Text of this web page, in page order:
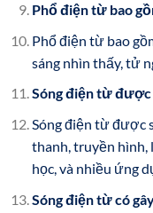
Phổ điện từ bao
Phổ điện từ bao
sáng nhìn thấy, tử
Sóng điện từ được
Sóng điện từ được
thanh, truyền hình,
học, và nhiều ứng
Sóng điện từ có